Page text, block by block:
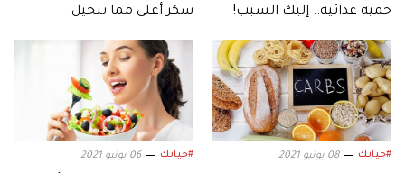
حمية غذائية.. إليك السبب!
سكر أعلى مما تتخيل
#حياتك 08 يونيو 2021 #حياتك 06 يونيو 2021